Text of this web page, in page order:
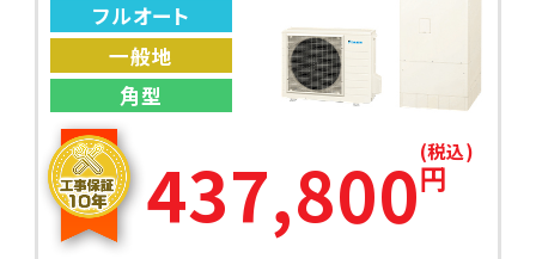
フルオート
一般地
角型
437,800円
(税込)